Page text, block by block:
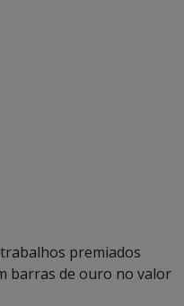
premiados
barras de ouro no valor